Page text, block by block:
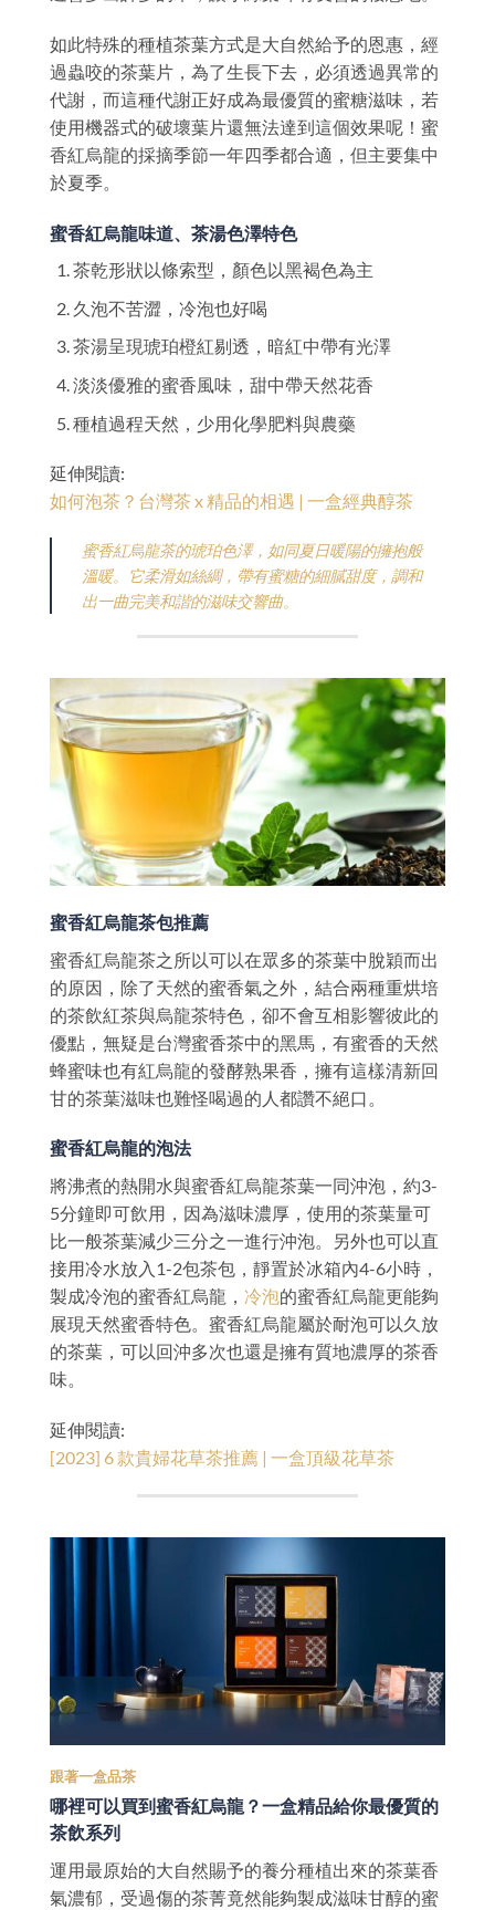
如此特殊的種植茶葉方式是大自然給予的恩惠，經
過蟲咬的茶葉片，為了生長下去，必須透過異常的
代謝，而這種代謝正好成為最優質的蜜糖滋味，若
使用機器式的破壞葉片還無法達到這個效果呢！蜜
香紅烏龍的採摘季節一年四季都合適，但主要集中
於夏季。
蜜香紅烏龍味道、茶湯色澤特色
茶乾形狀以條索型，顏色以黑褐色為主
久泡不苦澀，冷泡也好喝
茶湯呈現琥珀橙紅剔透，暗紅中帶有光澤
淡淡優雅的蜜香風味，甜中帶天然花香
種植過程天然，少用化學肥料與農藥
延伸閱讀:
如何泡茶？台灣茶 x 精品的相遇 | 一盒經典醇茶
蜜香紅烏龍茶的琥珀色澤，如同夏日暖陽的擁抱般
溫暖。它柔滑如絲綢，帶有蜜糖的細膩甜度，調和
出一曲完美和諧的滋味交響曲。
蜜香紅烏龍茶包推薦
蜜香紅烏龍茶之所以可以在眾多的茶葉中脫穎而出
的原因，除了天然的蜜香氣之外，結合兩種重烘培
的茶飲紅茶與烏龍茶特色，卻不會互相影響彼此的
優點，無疑是台灣蜜香茶中的黑馬，有蜜香的天然
蜂蜜味也有紅烏龍的發酵熟果香，擁有這樣清新回
甘的茶葉滋味也難怪喝過的人都讚不絕口。
蜜香紅烏龍的泡法
將沸煮的熱開水與蜜香紅烏龍茶葉一同沖泡，約3-
5分鐘即可飲用，因為滋味濃厚，使用的茶葉量可
比一般茶葉減少三分之一進行沖泡。另外也可以直
接用冷水放入1-2包茶包，靜置於冰箱內4-6小時，
製成冷泡的蜜香紅烏龍， 冷泡的蜜香紅烏龍更能夠
展現天然蜜香特色。蜜香紅烏龍屬於耐泡可以久放
的茶葉，可以回沖多次也還是擁有質地濃厚的茶香
味。
延伸閱讀:
[2023] 6 款貴婦花草茶推薦 | 一盒頂級花草茶
跟著一盒品茶
哪裡可以買到蜜香紅烏龍？一盒精品給你最優質的
茶飲系列
運用最原始的大自然賜予的養分種植出來的茶葉香
氣濃郁，受過傷的茶菁竟然能夠製成滋味甘醇的蜜